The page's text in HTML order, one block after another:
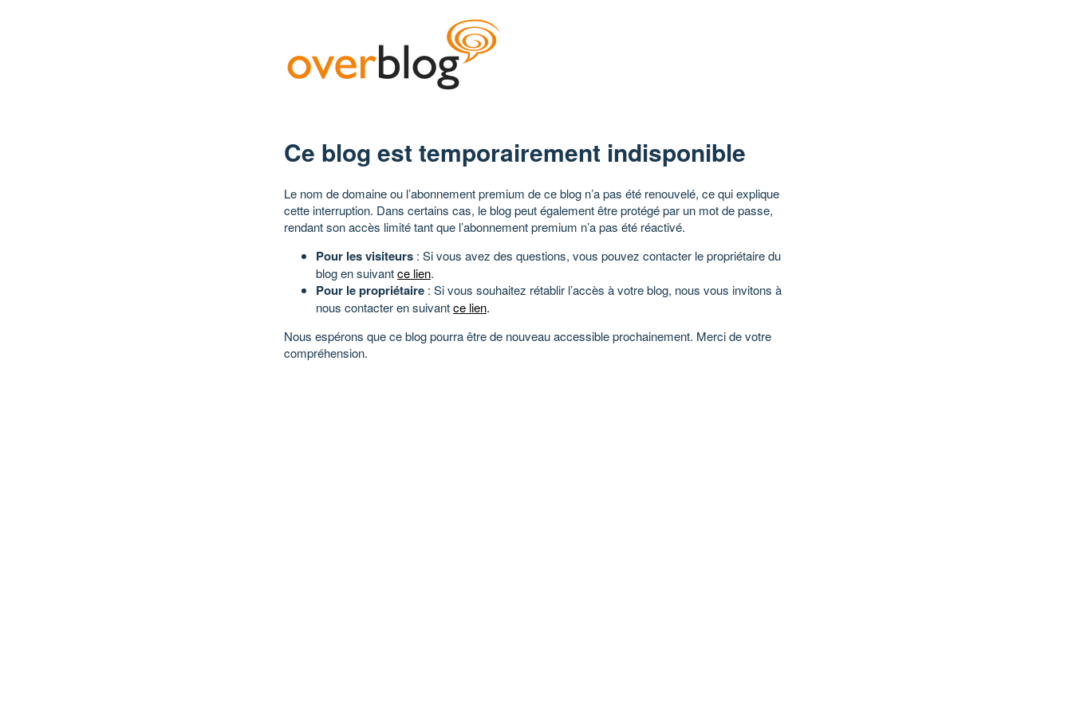
Ce blog est temporairement indisponible
Le nom de domaine ou l’abonnement premium de ce blog n’a pas été renouvelé, ce qui explique
cette interruption. Dans certains cas, le blog peut également être protégé par un mot de passe,
rendant son accès limité tant que l’abonnement premium n’a pas été réactivé.
Pour les visiteurs : Si vous avez des questions, vous pouvez contacter le propriétaire du
blog en suivantce lien.
Pour le propriétaire : Si vous souhaitez rétablir l’accès à votre blog, nous vous invitons à
nous contacter en suivantce lien.
Nous espérons que ce blog pourra être de nouveau accessible prochainement. Merci de votre
compréhension.